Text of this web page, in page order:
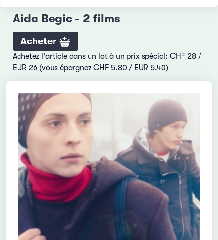
Aida Begic - 2 films
Acheter
Achetez l'article dans un lot à un prix spécial: CHF 28 /
EUR 26 (vous épargnez CHF 5.80 / EUR 5.40)